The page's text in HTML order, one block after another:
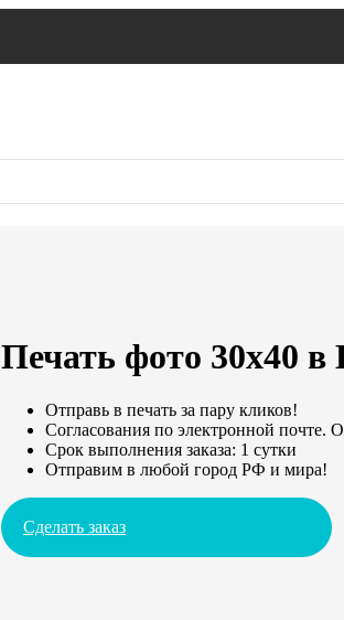
Печать фото 30х40 в
Отправь в печать за пару кликов!
Согласования по электронной почте.
Срок выполнения заказа: 1 сутки
Отправим в любой город РФ и мира!
Сделать заказ